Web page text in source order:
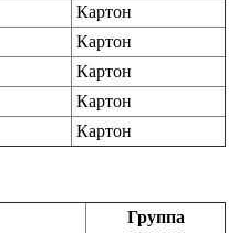
Картон
Картон
Картон
Картон
Картон
Группа